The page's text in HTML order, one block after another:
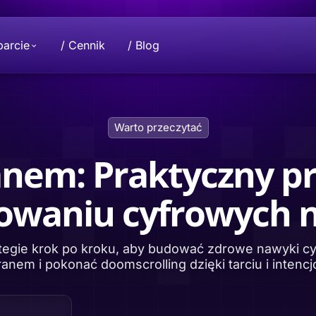
/ Cennik / Blog
Beeble
Chroń
chmurze.
Misja
Wspólny rozwój branży ochrony
dane należą tylko do Ciebie.
do globalnego
Dotacja
Chcesz przekazać darowiznę?
nami, aby wnieść swój wkład.
Warto przeczytać
Praktyczny
cyfrowych
krok po kroku, aby budować zdrowe nawyki
i pokonać doomscrolling dzięki tarciu i